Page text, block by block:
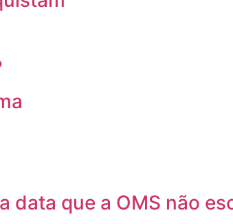
data que a OMS não